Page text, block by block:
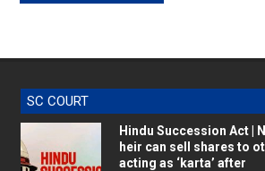
SC COURT
Hindu Succession Act |
heir can sell shares to
acting as ‘karta’ after